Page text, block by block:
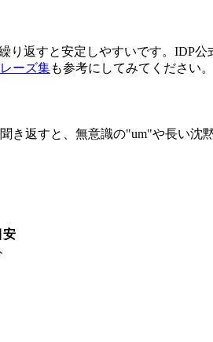
り返すと安定しやすいです。IDP
ーズ集も参考にしてみてください。
き返すと、無意識の"um"や長い
安